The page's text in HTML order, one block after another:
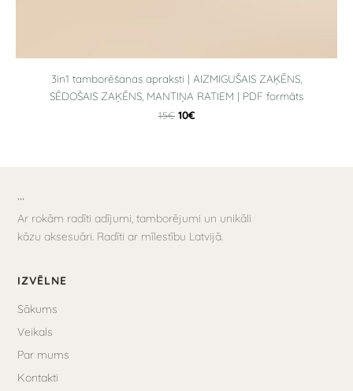
3in1 tamborēšanas apraksti | AIZMIGUŠAIS ZAĶĒNS,
SĒDOŠAIS ZAĶĒNS, MANTIŅA RATIEM | PDF formāts
15€ 10€
```
Ar rokām radīti adījumi, tamborējumi un unikāli
kāzu aksesuāri. Radīti ar mīlestību Latvijā.
IZVĒLNE
Sākums
Veikals
Par mums
Kontakti